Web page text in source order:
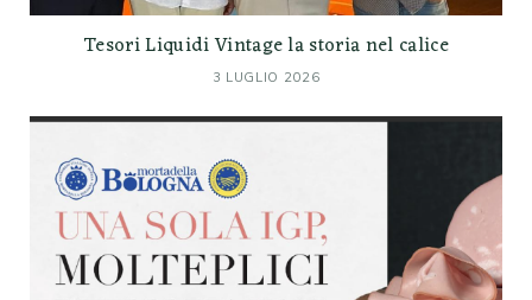
Tesori Liquidi Vintage la storia nel calice
3 LUGLIO 2026